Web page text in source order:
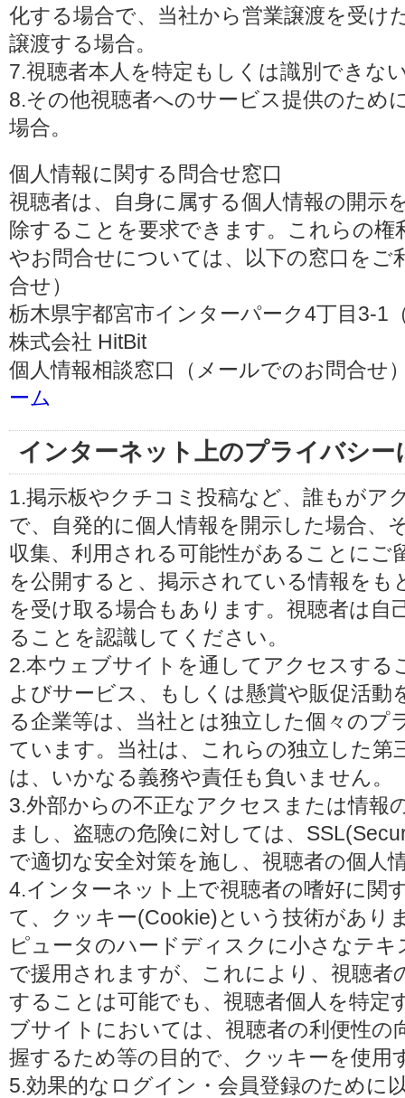
化する場合で、当社から営業譲渡を受け
譲渡する場合。
7.視聴者本人を特定もしくは識別できな
8.その他視聴者へのサービス提供のため
場合。
個人情報に関する問合せ窓口
視聴者は、自身に属する個人情報の開示
除することを要求できます。これらの権
やお問合せについては、以下の窓口をご
合せ）
栃木県宇都宮市インターパーク4丁目3-1
株式会社 HitBit
個人情報相談窓口（メールでのお問合せ
ーム
インターネット上のプライバシー
1.掲示板やクチコミ投稿など、誰もがア
で、自発的に個人情報を開示した場合、
収集、利用される可能性があることに
を公開すると、掲示されている情報を
を受け取る場合もあります。視聴者は自
ることを認識してください。
2.本ウェブサイトを通してアクセスする
よびサービス、もしくは懸賞や販促活動
る企業等は、当社とは独立した個々のプ
ています。当社は、これらの独立した第
は、いかなる義務や責任も負いません。
3.外部からの不正なアクセスまたは情報
まし、盗聴の危険に対しては、
で適切な安全対策を施し、視聴者の個人
4.インターネット上で視聴者の嗜好に関
て、クッキー(Cookie)という技術があり
ピュータのハードディスクに小さなテ
で援用されますが、これにより、視聴
することは可能でも、視聴者個人を特定
ブサイトにおいては、視聴者の利便性の
握するため等の目的で、クッキーを使用
5.効果的なログイン・会員登録のために